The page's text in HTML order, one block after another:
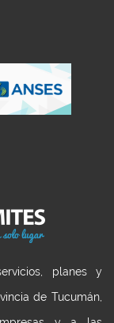
planes y
de Tucumán,